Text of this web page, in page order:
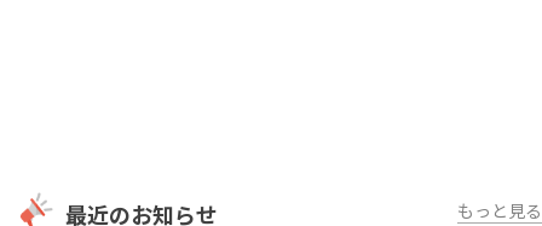
最近のお知らせ もっと見る